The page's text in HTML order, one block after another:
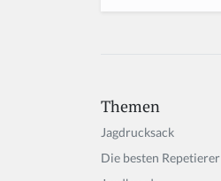
Themen
Jagdrucksack
Die besten Repetierer